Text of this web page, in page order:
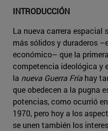
INTRODUCCIÓN
La nueva carrera espacial
más sólidos y duraderos
económico– que la
competencia ideológica y
la nueva Guerra Fríahay
que obedecen a la pugna
potencias, como ocurrió
1970, pero hoy a los
se unen también los